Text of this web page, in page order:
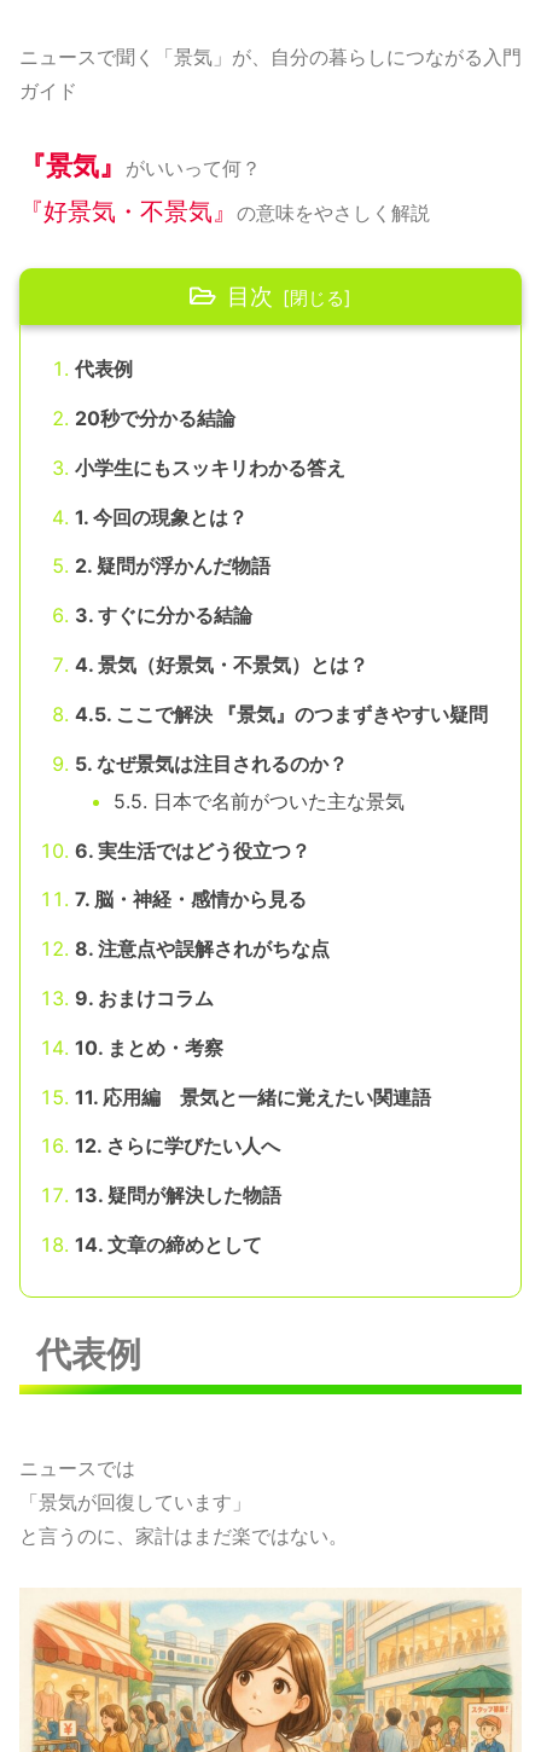
ニュースで聞く「景気」が、自分の暮らしにつながる入門
ガイド
『景気』 がいいって何？
『好景気・不景気』 の意味をやさしく解説
目次
代表例
20秒で分かる結論
小学生にもスッキリわかる答え
1. 今回の現象とは？
2. 疑問が浮かんだ物語
3. すぐに分かる結論
4. 景気（好景気・不景気）とは？
4.5. ここで解決 『景気』のつまずきやすい疑問
5. なぜ景気は注目されるのか？
5.5. 日本で名前がついた主な景気
6. 実生活ではどう役立つ？
7. 脳・神経・感情から見る
8. 注意点や誤解されがちな点
9. おまけコラム
10. まとめ・考察
11. 応用編 景気と一緒に覚えたい関連語
12. さらに学びたい人へ
13. 疑問が解決した物語
14. 文章の締めとして
代表例
ニュースでは
「景気が回復しています」
と言うのに、家計はまだ楽ではない。